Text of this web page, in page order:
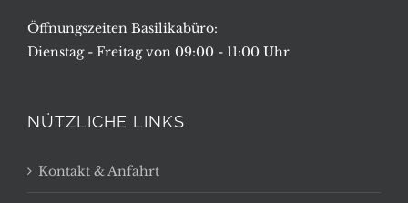
Öffnungszeiten Basilikabüro:
Dienstag - Freitag von 09:00 - 11:00 Uhr
NÜTZLICHE LINKS
Kontakt & Anfahrt